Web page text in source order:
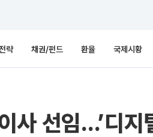
략 채권/펀드 환율 국제시황
사 선임…’디지